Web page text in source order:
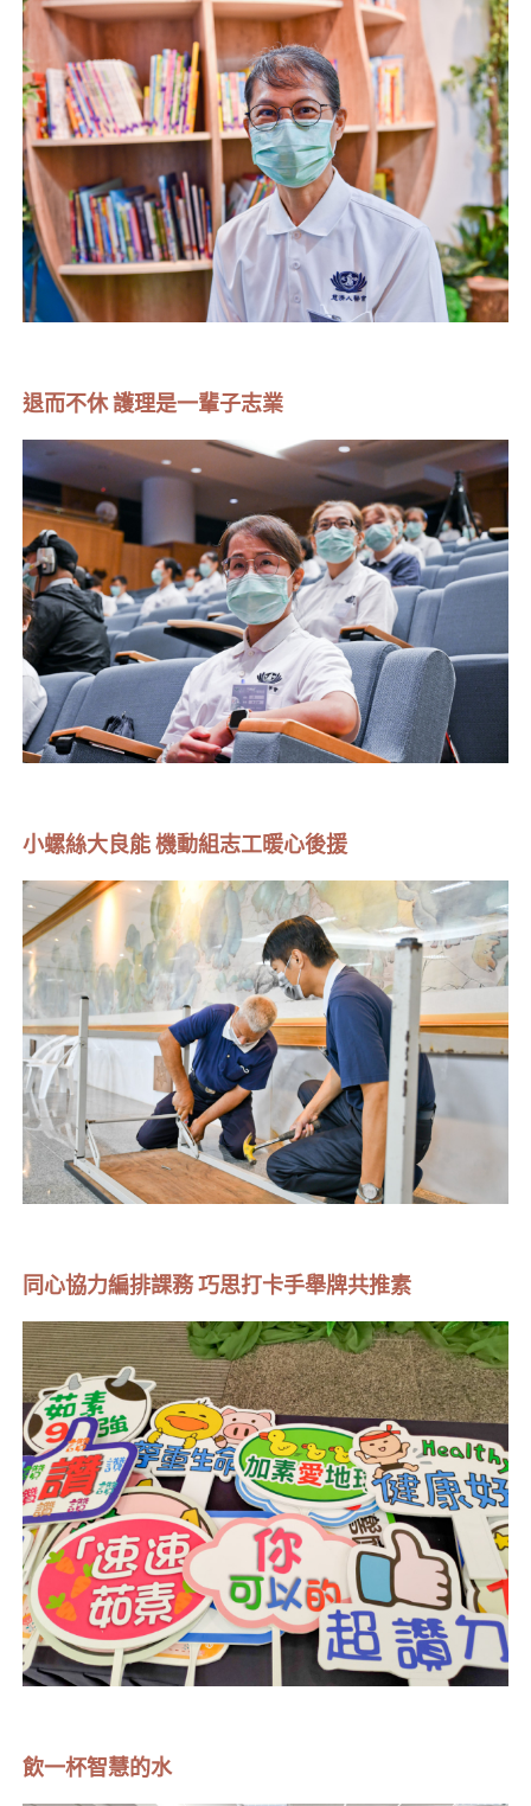
退而不休 護理是一輩子志業
小螺絲大良能 機動組志工暖心後援
同心協力編排課務 巧思打卡手舉牌共推素
飲一杯智慧的水